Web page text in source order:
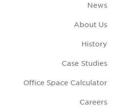
News
About Us
History
Case Studies
Office Space Calculator
Careers